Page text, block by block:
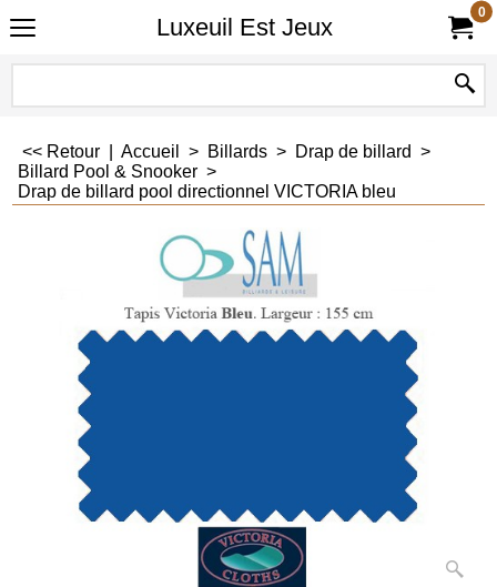
Luxeuil Est Jeux
0
<< Retour Accueil > Billards > Drap de billard >
Billard Pool & Snooker >
Drap de billard pool directionnel VICTORIA bleu